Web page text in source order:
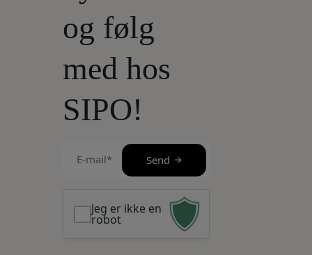
og følg
med hos
SIPO!
mail
Jeg er ikke en
robot
Send